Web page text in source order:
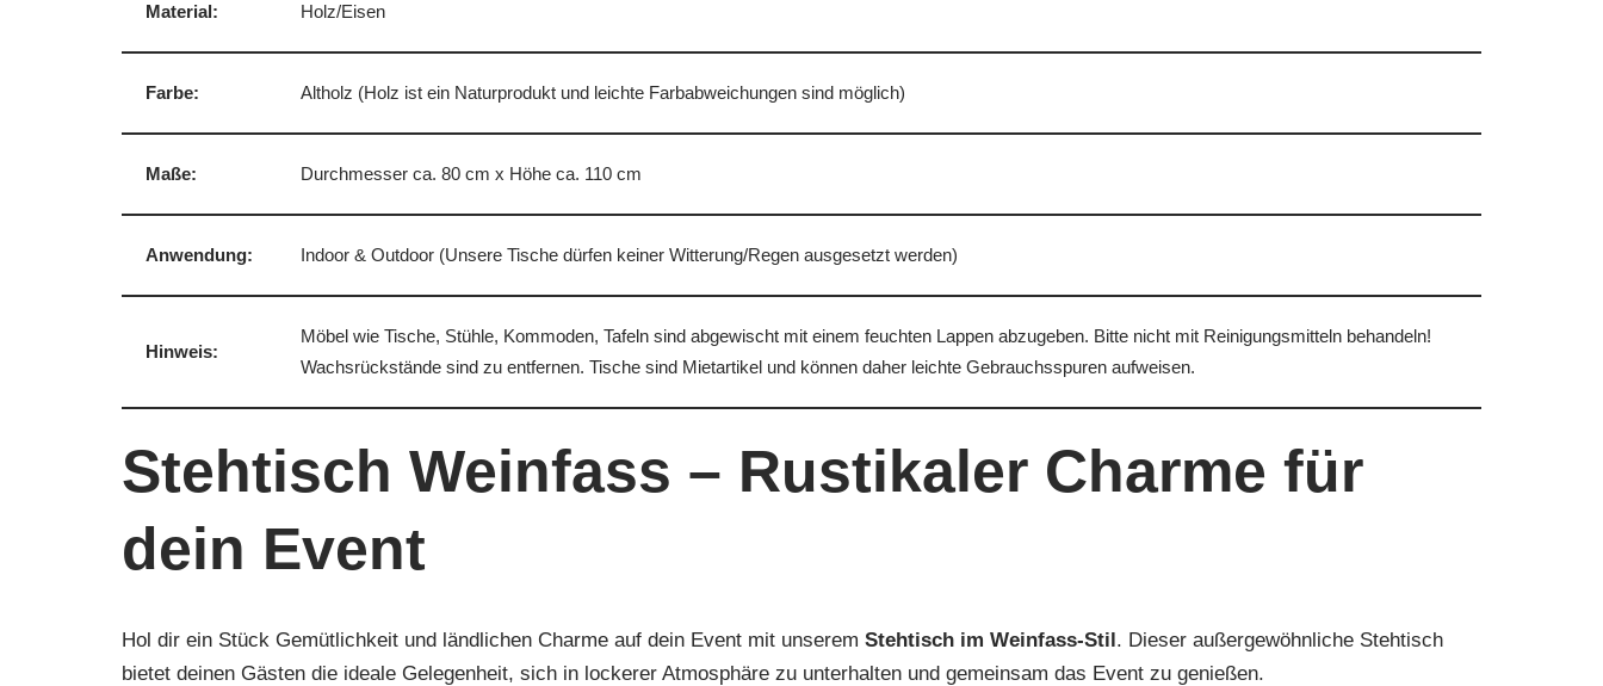
Material: Holz/Eisen
Farbe: Altholz (Holz ist ein Naturprodukt und leichte Farbabweichungen sind möglich)
Maße: Durchmesser ca. 80 cm x Höhe ca. 110 cm
Anwendung: Indoor & Outdoor (Unsere Tische dürfen keiner Witterung/Regen ausgesetzt werden)
Hinweis:
Möbel wie Tische, Stühle, Kommoden, Tafeln sind abgewischt mit einem feuchten Lappen abzugeben. Bitte nicht mit Reinigungsmitteln behandeln!
Wachsrückstände sind zu entfernen. Tische sind Mietartikel und können daher leichte Gebrauchsspuren aufweisen.
Stehtisch Weinfass – Rustikaler Charme für
dein Event
Hol dir ein Stück Gemütlichkeit und ländlichen Charme auf dein Event mit unserem Stehtisch im Weinfass-Stil. Dieser außergewöhnliche Stehtisch
bietet deinen Gästen die ideale Gelegenheit, sich in lockerer Atmosphäre zu unterhalten und gemeinsam das Event zu genießen.